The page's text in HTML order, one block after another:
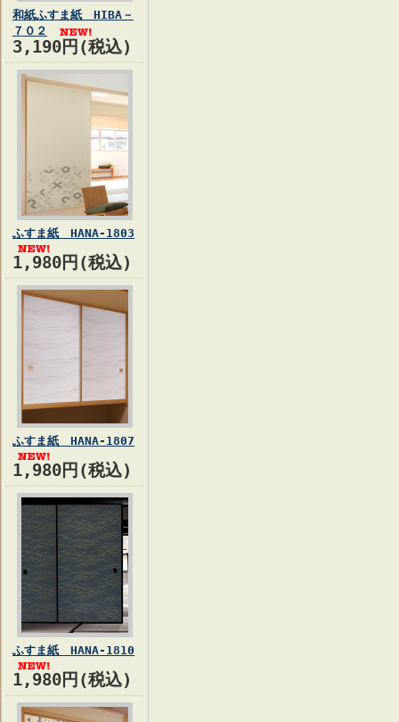
和紙ふすま紙 HIBA－
７０２
3,190円(税込)
ふすま紙 HANA-1803
1,980円(税込)
ふすま紙 HANA-1807
1,980円(税込)
ふすま紙 HANA-1810
1,980円(税込)